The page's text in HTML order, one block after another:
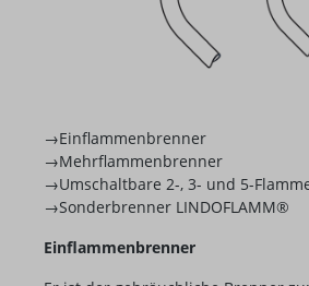
→Einflammenbrenner
→Mehrflammenbrenner
→Umschaltbare 2-, 3- und 5-
→Sonderbrenner LINDOFLAMM®
Einflammenbrenner